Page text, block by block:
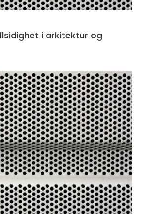
i arkitektur og